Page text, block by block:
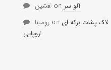
افشین on آلو سر
رومینا on لاک پشت برکه ای
اروپایی